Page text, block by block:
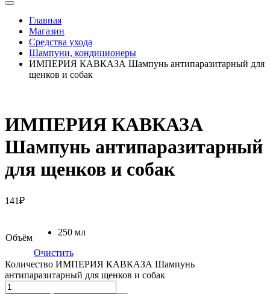
Главная
Магазин
Средства ухода
Шампуни, кондиционеры
ИМПЕРИЯ КАВКАЗА Шампунь антипаразитарный для
щенков и собак
ИМПЕРИЯ КАВКАЗА
Шампунь антипаразитарный
для щенков и собак
141₽
Объём
250 мл
Очистить
Количество ИМПЕРИЯ КАВКАЗА Шампунь
антипаразитарный для щенков и собак